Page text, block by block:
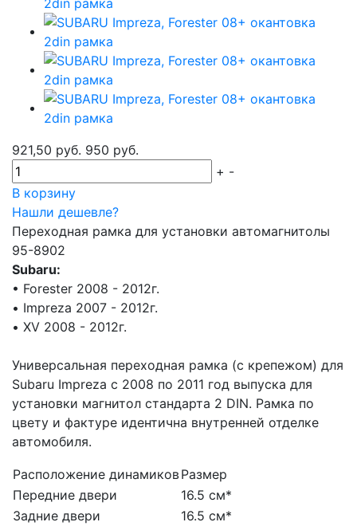
921,50 руб. 950 руб.
+ -
В корзину
Нашли дешевле?
Переходная рамка для установки автомагнитолы
95-8902
Subaru:
• Forester 2008 - 2012г.
• Impreza 2007 - 2012г.
• XV 2008 - 2012г.
Универсальная переходная рамка (с крепежом) для
Subaru Impreza c 2008 по 2011 год выпуска для
установки магнитол стандарта 2 DIN. Рамка по
цвету и фактуре идентична внутренней отделке
автомобиля.
Расположение динамиковРазмер
Передние двери
16.5 см*
Задние двери
16.5 см*